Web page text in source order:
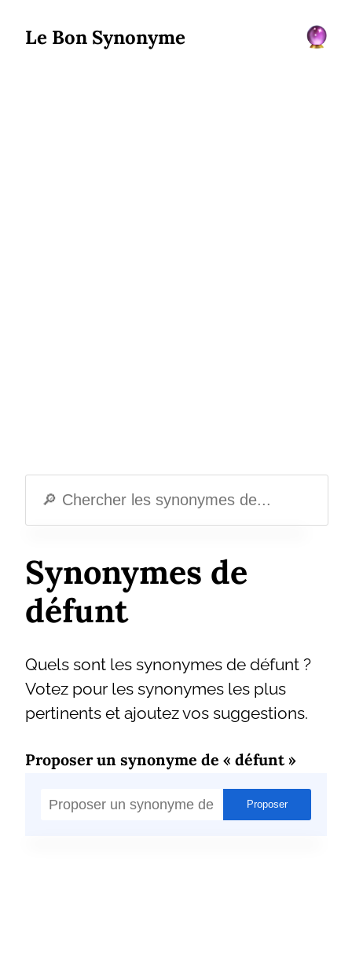
Le Bon Synonyme
Synonymes de
défunt
Quels sont les synonymes de défunt ?
Votez pour les synonymes les plus
pertinents et ajoutez vos suggestions.
Proposer un synonyme de « défunt »